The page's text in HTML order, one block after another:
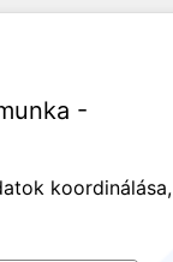
-
koordinálása,